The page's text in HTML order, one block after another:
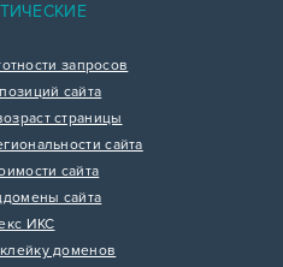
запросов
сайта
страницы
сайта
сайта
сайта
ИКС
доменов